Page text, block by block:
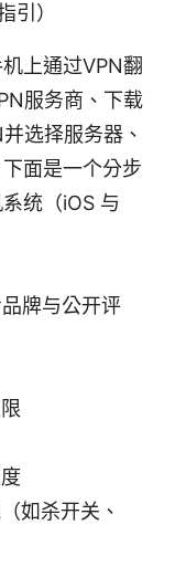
引）
上通过VPN翻
服务商、下载
选择服务器、
面是一个分步
统（iOS 与
牌与公开评
如杀开关、